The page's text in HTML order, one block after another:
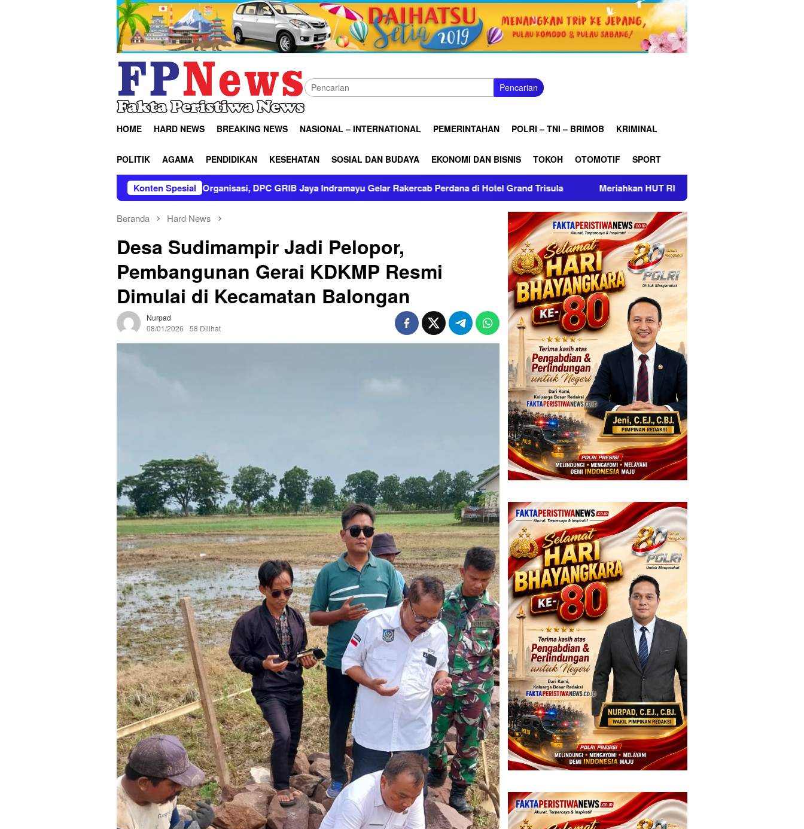
Pencarian
HOME HARD NEWS BREAKING NEWS NASIONAL – INTERNATIONAL PEMERINTAHAN POLRI – TNI – BRIMOB KRIMINAL
POLITIK AGAMA PENDIDIKAN KESEHATAN SOSIAL DAN BUDAYA EKONOMI DAN BISNIS TOKOH OTOMOTIF SPORT
Konten Spesial
Konsolidasi Organisasi, DPC GRIB Jaya Indramayu Gelar Rakercab Perdana di Hotel Grand Trisula Meriahkan HUT RI ke-81, Camat bersama TNI-Polri dan Warga Cikedung Gelar
Beranda Hard News
Desa Sudimampir Jadi Pelopor,
Pembangunan Gerai KDKMP Resmi
Dimulai di Kecamatan Balongan
Nurpad
08/01/2026
58 Dilihat